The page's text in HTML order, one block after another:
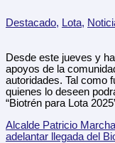
Destacado, Lota,
Desde este jueves y
apoyos de la
autoridades. Tal como
quienes lo deseen
“Biotrén para Lota
Alcalde Patricio
adelantar llegada del